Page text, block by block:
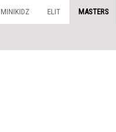
MINIKIDZ ELIT MASTERS